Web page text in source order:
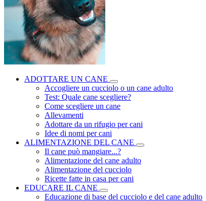
ADOTTARE UN CANE
Accogliere un cucciolo o un cane adulto
Test: Quale cane scegliere?
Come scegliere un cane
Allevamenti
Adottare da un rifugio per cani
Idee di nomi per cani
ALIMENTAZIONE DEL CANE
Il cane può mangiare...?
Alimentazione del cane adulto
Alimentazione del cucciolo
Ricette fatte in casa per cani
EDUCARE IL CANE
Educazione di base del cucciolo e del cane adulto